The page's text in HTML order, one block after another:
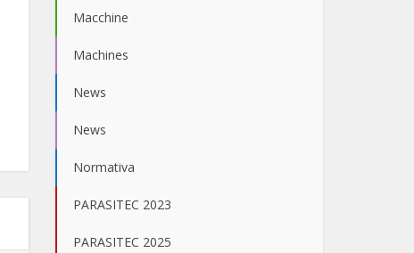
Macchine
Machines
News
News
Normativa
PARASITEC 2023
PARASITEC 2025